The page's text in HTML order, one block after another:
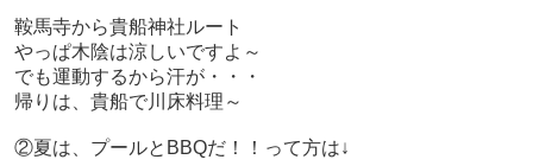
鞍馬寺から貴船神社ルート
やっぱ木陰は涼しいですよ～
でも運動するから汗が・・・
帰りは、貴船で川床料理～
②夏は、プールとBBQだ！！って方は↓